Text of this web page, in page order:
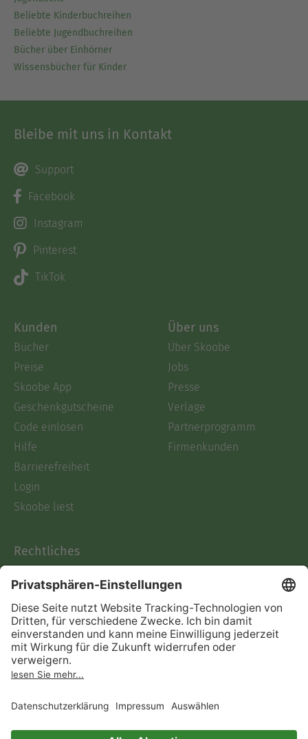
Beliebte Kinderbuchreihen
Beliebte Jugendbuchreihen
Bücher über Einhörner
Wissensbücher für Kinder
Bleibe mit uns in Kontakt
Support
Facebook
Instagram
Pinterest
TikTok
Kunden
Bücher
Preise
Skoobe App
Geschenkgutscheine
Code einlösen
Hilfe
Barrierefreiheit
Login
Skoobe liest
Über uns
Über Skoobe
Jobs
Presse
Verlage
Partnerprogramm
Firmenkunden
Rechtliches
AGB
Informationen nach Data
Act
Verträge hier kündigen
Impressum